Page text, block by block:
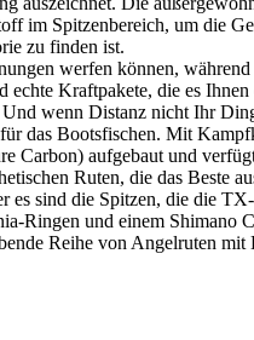
im Spitzenbereich, um die
zu finden ist.
werfen können,
Kraftpakete, die es
wenn Distanz nicht Ihr
das Bootsfischen. Mit
aufgebaut und
Ruten, die das
sind die Spitzen, die die
Ringen und einem
Reihe von Angelruten